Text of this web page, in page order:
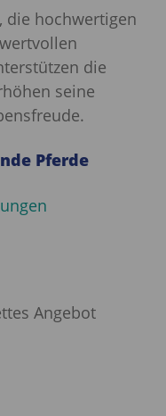
die hochwertigen
die
seine
Pferde
Angebot